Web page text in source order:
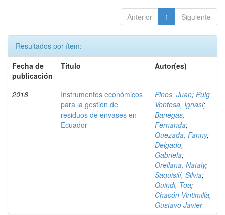
Anterior 1 Siguiente
Resultados por ítem:
Fecha de
publicación
Título Autor(es)
2018
Instrumentos económicos
para la gestión de
residuos de envases en
Ecuador
Pinos, Juan; Puig
Ventosa, Ignasi;
Banegas,
Fernanda;
Quezada, Fanny;
Delgado,
Gabriela;
Orellana, Nataly;
Saquisilí, Silvia;
Quindi, Toa;
Chacón Vintimilla,
Gustavo Javier